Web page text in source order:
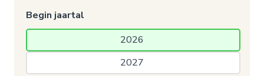
Begin jaartal
2026
2027